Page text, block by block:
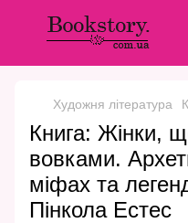
Художня література
Книга: Жінки,
вовками.
міфах та
Пінкола Естес